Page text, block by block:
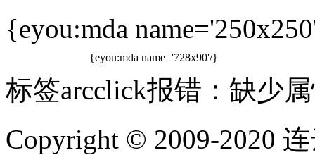
{eyou:mda
{eyou:mda name='728x90'/}
标签arcclick报错：缺少
Copyright © 2009-2020